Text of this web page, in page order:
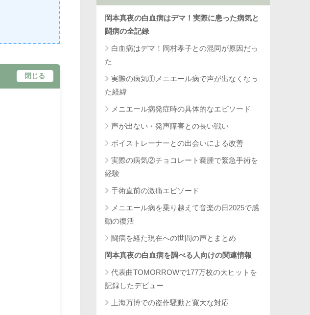
閉じる
岡本真夜の白血病はデマ！実際に患った病気と
闘病の全記録
白血病はデマ！岡村孝子との混同が原因だっ
た
実際の病気①メニエール病で声が出なくなっ
た経緯
メニエール病発症時の具体的なエピソード
声が出ない・発声障害との長い戦い
ボイストレーナーとの出会いによる改善
実際の病気②チョコレート嚢腫で緊急手術を
経験
手術直前の激痛エピソード
メニエール病を乗り越えて音楽の日2025で感
動の復活
闘病を経た現在への世間の声とまとめ
岡本真夜の白血病を調べる人向けの関連情報
代表曲TOMORROWで177万枚の大ヒットを
記録したデビュー
上海万博での盗作騒動と寛大な対応